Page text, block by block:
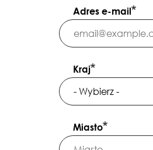
Adres e-mail
Kraj
Miasto